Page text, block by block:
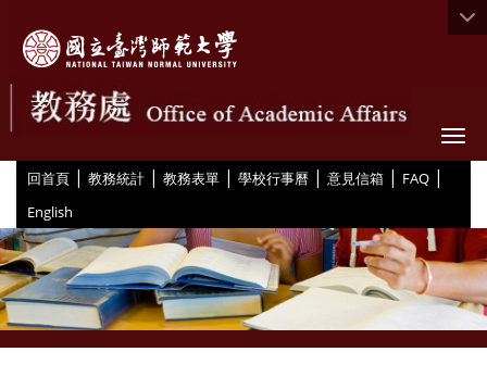
回首頁 | 教務統計 | 教務表單 | 學校行事曆 | 意見信箱 | FAQ |
English